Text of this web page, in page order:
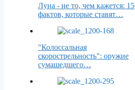
Луна - не то, чем кажется: 15
фактов, которые ставят…
"Колоссальная
скорострельность": оружие
сумашедшего…